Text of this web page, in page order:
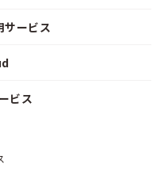
ービス
ビス